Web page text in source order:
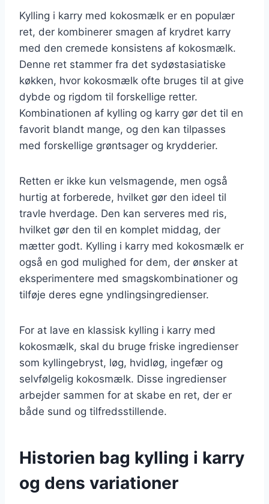
Kylling i karry med kokosmælk er en populær
ret, der kombinerer smagen af krydret karry
med den cremede konsistens af kokosmælk.
Denne ret stammer fra det sydøstasiatiske
køkken, hvor kokosmælk ofte bruges til at give
dybde og rigdom til forskellige retter.
Kombinationen af kylling og karry gør det til en
favorit blandt mange, og den kan tilpasses
med forskellige grøntsager og krydderier.
Retten er ikke kun velsmagende, men også
hurtig at forberede, hvilket gør den ideel til
travle hverdage. Den kan serveres med ris,
hvilket gør den til en komplet middag, der
mætter godt. Kylling i karry med kokosmælk er
også en god mulighed for dem, der ønsker at
eksperimentere med smagskombinationer og
tilføje deres egne yndlingsingredienser.
For at lave en klassisk kylling i karry med
kokosmælk, skal du bruge friske ingredienser
som kyllingebryst, løg, hvidløg, ingefær og
selvfølgelig kokosmælk. Disse ingredienser
arbejder sammen for at skabe en ret, der er
både sund og tilfredsstillende.
Historien bag kylling i karry
og dens variationer